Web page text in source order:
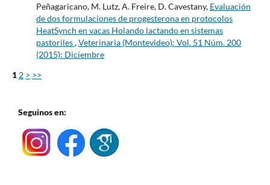
Peñagaricano, M. Lutz, A. Freire, D. Cavestany, Evaluación
de dos formulaciones de progesterona en protocolos
HeatSynch en vacas Holando lactando en sistemas
pastoriles,Veterinaria (Montevideo): Vol. 51 Núm. 200
(2015): Diciembre
1 2 > >>
Seguinos en: